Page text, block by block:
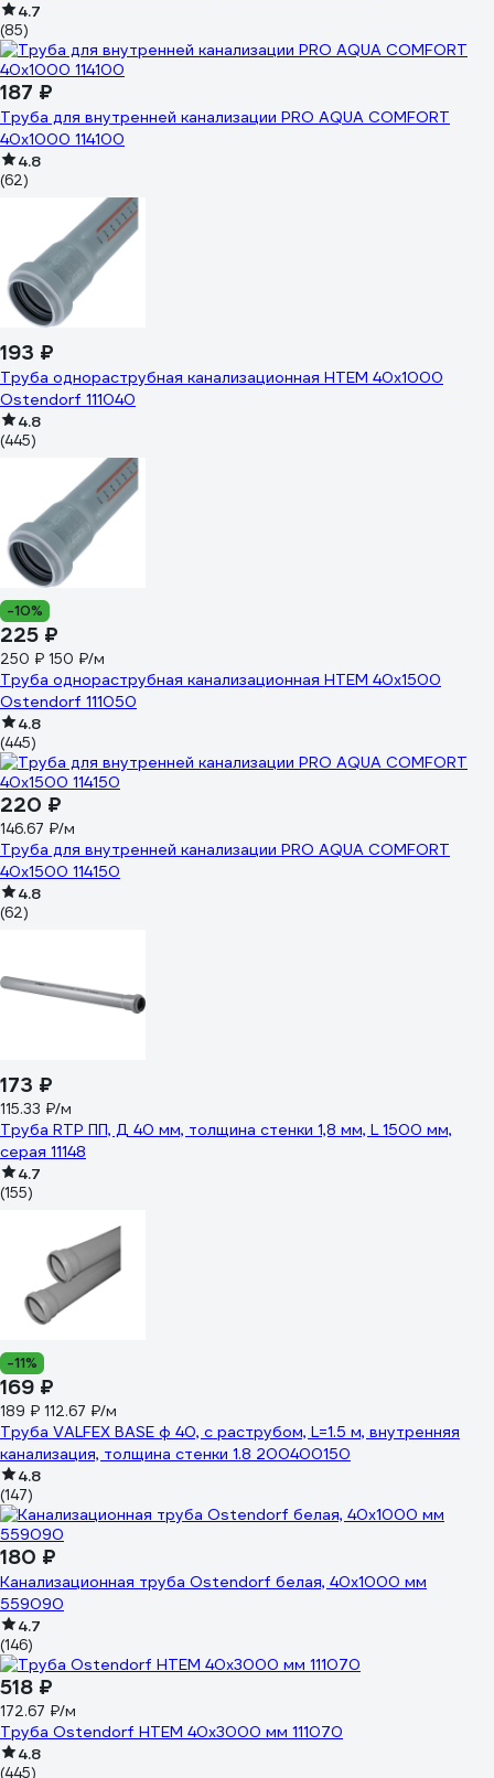
4.7
(85)
187 ₽
Труба для внутренней канализации PRO AQUA COMFORT
40x1000 114100
4.8
(62)
193 ₽
Труба однораструбная канализационная HTEM 40х1000
Ostendorf 111040
4.8
(445)
-10%
225 ₽
250 ₽ 150 ₽/м
Труба однораструбная канализационная HTEM 40х1500
Ostendorf 111050
4.8
(445)
220 ₽
146.67 ₽/м
Труба для внутренней канализации PRO AQUA COMFORT
40x1500 114150
4.8
(62)
173 ₽
115.33 ₽/м
Труба RTP ПП, Д 40 мм, толщина стенки 1,8 мм, L 1500 мм,
серая 11148
4.7
(155)
-11%
169 ₽
189 ₽ 112.67 ₽/м
Труба VALFEX BASE ф 40, с раструбом, L=1.5 м, внутренняя
канализация, толщина стенки 1.8 200400150
4.8
(147)
180 ₽
Канализационная труба Ostendorf белая, 40x1000 мм
559090
4.7
(146)
518 ₽
172.67 ₽/м
Труба Ostendorf HTEM 40x3000 мм 111070
4.8
(445)